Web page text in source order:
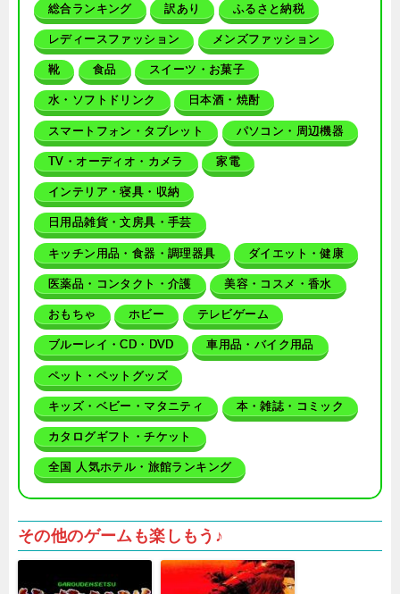
総合ランキング 訳あり ふるさと納税
レディースファッション メンズファッション
靴 食品 スイーツ・お菓子
水・ソフトドリンク 日本酒・焼酎
スマートフォン・タブレット パソコン・周辺機器
TV・オーディオ・カメラ 家電
インテリア・寝具・収納
日用品雑貨・文房具・手芸
キッチン用品・食器・調理器具 ダイエット・健康
医薬品・コンタクト・介護 美容・コスメ・香水
おもちゃ ホビー テレビゲーム
ブルーレイ・CD・DVD 車用品・バイク用品
ペット・ペットグッズ
キッズ・ベビー・マタニティ 本・雑誌・コミック
カタログギフト・チケット
全国 人気ホテル・旅館ランキング
その他のゲームも楽しもう♪